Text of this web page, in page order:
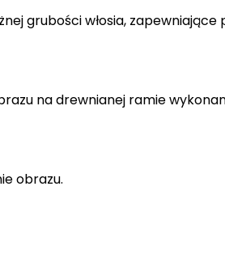
grubości włosia,
na drewnianej ramie
obrazu.